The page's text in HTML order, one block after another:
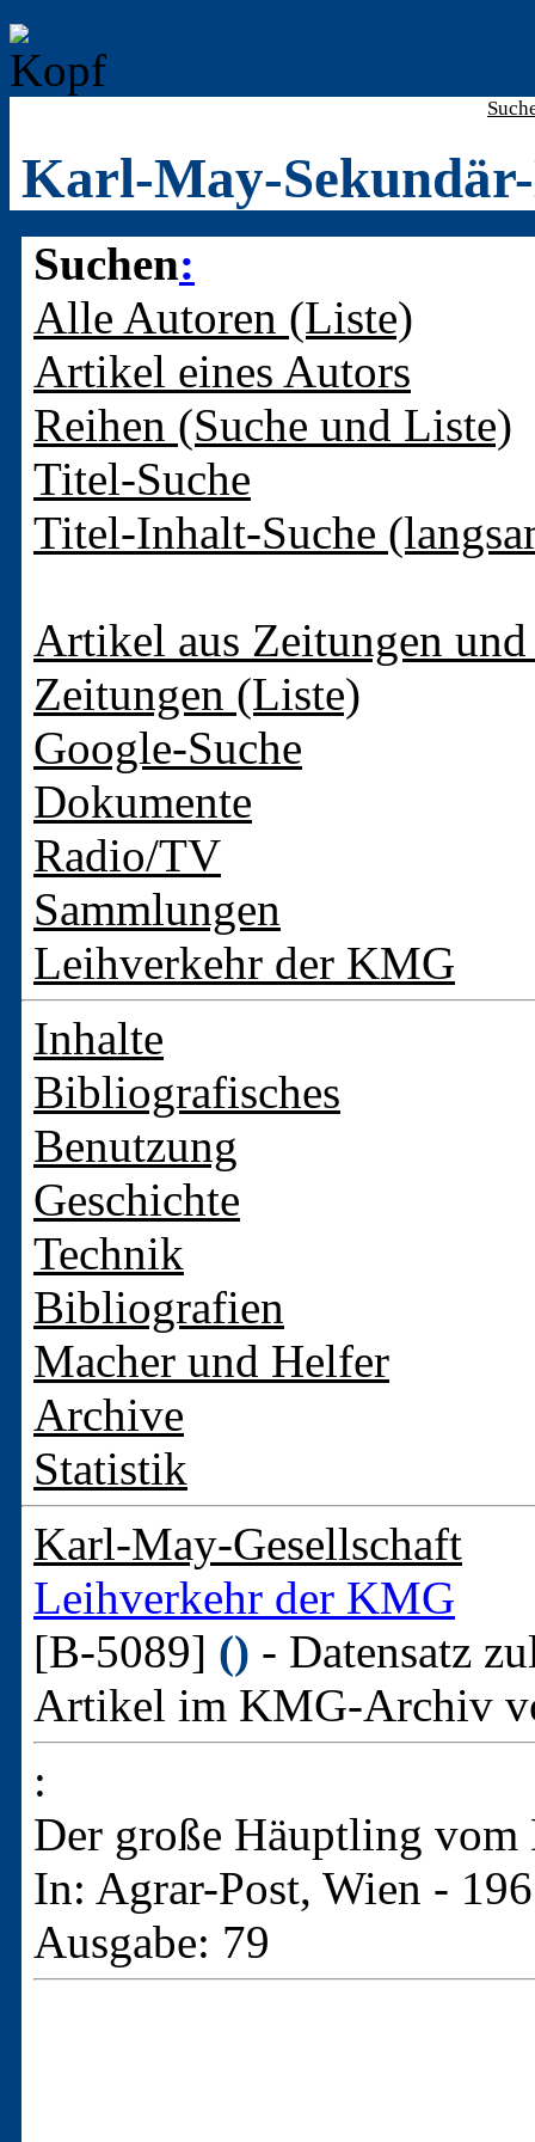
Karl-May-
Suchen:
Alle Autoren (Liste)
Artikel eines Autors
Reihen (Suche und Liste)
Titel-Suche
Titel-Inhalt-Suche
Artikel aus Zeitungen
Zeitungen (Liste)
Google-Suche
Dokumente
Radio/TV
Sammlungen
Leihverkehr der KMG
Inhalte
Bibliografisches
Benutzung
Geschichte
Technik
Bibliografien
Macher und Helfer
Archive
Statistik
Karl-May-Gesellschaft
Leihverkehr der KMG
[B-5089] () - Datensatz
Artikel im KMG-Archiv
:
Der große Häuptling vom
In: Agrar-Post, Wien -
Ausgabe: 79